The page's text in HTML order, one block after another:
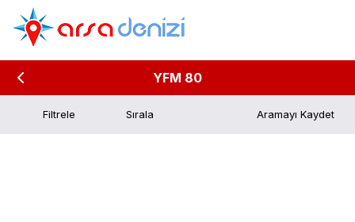
YFM 80
Filtrele Aramayı Kaydet